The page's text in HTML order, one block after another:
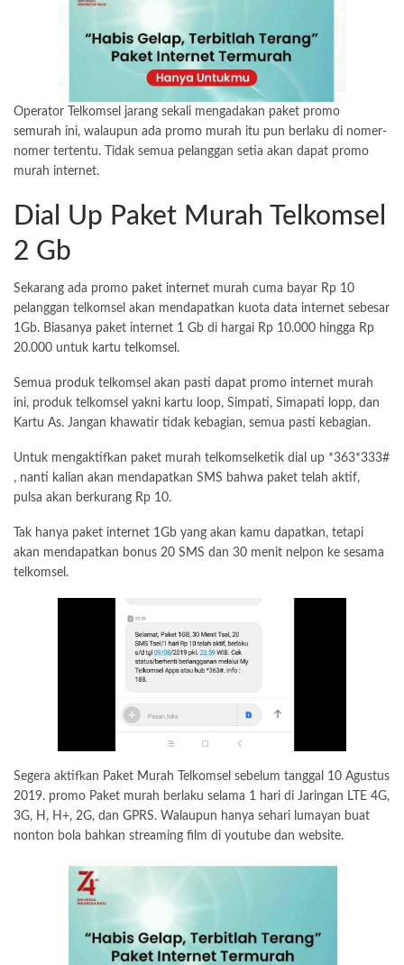
Operator Telkomsel jarang sekali mengadakan paket promo
semurah ini, walaupun ada promo murah itu pun berlaku di nomer-
nomer tertentu. Tidak semua pelanggan setia akan dapat promo
murah internet.
Dial Up Paket Murah Telkomsel
2 Gb
Sekarang ada promo paket internet murah cuma bayar Rp 10
pelanggan telkomsel akan mendapatkan kuota data internet sebesar
1Gb. Biasanya paket internet 1 Gb di hargai Rp 10.000 hingga Rp
20.000 untuk kartu telkomsel.
Semua produk telkomsel akan pasti dapat promo internet murah
ini, produk telkomsel yakni kartu loop, Simpati, Simapati lopp, dan
Kartu As. Jangan khawatir tidak kebagian, semua pasti kebagian.
Untuk mengaktifkan paket murah telkomselketik dial up *363*333#
, nanti kalian akan mendapatkan SMS bahwa paket telah aktif,
pulsa akan berkurang Rp 10.
Tak hanya paket internet 1Gb yang akan kamu dapatkan, tetapi
akan mendapatkan bonus 20 SMS dan 30 menit nelpon ke sesama
telkomsel.
Segera aktifkan Paket Murah Telkomsel sebelum tanggal 10 Agustus
2019. promo Paket murah berlaku selama 1 hari di Jaringan LTE 4G,
3G, H, H+, 2G, dan GPRS. Walaupun hanya sehari lumayan buat
nonton bola bahkan streaming film di youtube dan website.